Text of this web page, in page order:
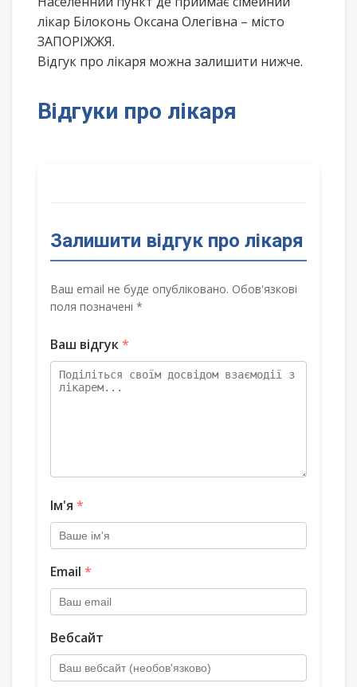
лікар Білоконь Оксана Олегівна – місто
ЗАПОРІЖЖЯ.
Відгук про лікаря можна залишити нижче.
Відгуки про лікаря
Залишити відгук про лікаря
Ваш email не буде опубліковано. Обов'язкові
поля позначені *
Ваш відгук*
Ім'я *
Email *
Вебсайт